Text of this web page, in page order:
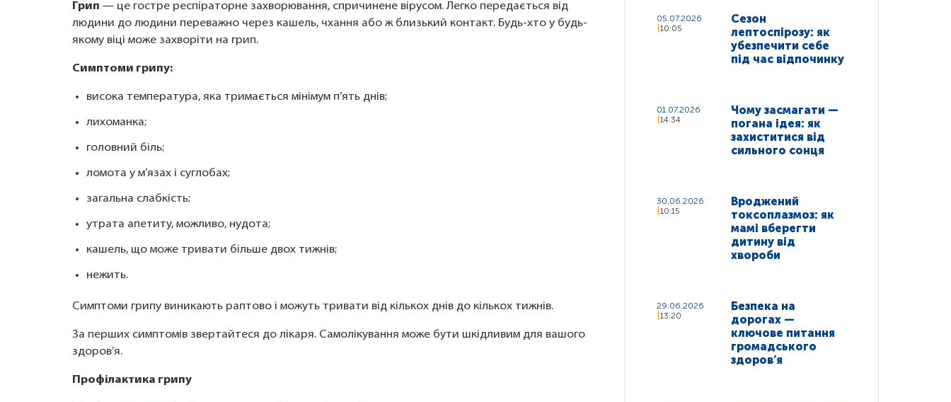
Грип — це гостре респіраторне захворювання, спричинене вірусом. Легко передається від
людини до людини переважно через кашель, чхання або ж близький контакт. Будь-хто у будь-
якому віці може захворіти на грип.
Симптоми грипу:
висока температура, яка тримається мінімум п’ять днів;
лихоманка;
головний біль;
ломота у м’язах і суглобах;
загальна слабкість;
утрата апетиту, можливо, нудота;
кашель, що може тривати більше двох тижнів;
нежить.
Симптоми грипу виникають раптово і можуть тривати від кількох днів до кількох тижнів.
За перших симптомів звертайтеся до лікаря. Самолікування може бути шкідливим для вашого
здоров’я.
Профілактика грипу
05.07.2026
10:05
Сезон
лептоспірозу: як
убезпечити себе
під час відпочинку
01.07.2026
14:34
Чому засмагати —
погана ідея: як
захиститися від
сильного сонця
30.06.2026
10:15
Вроджений
токсоплазмоз: як
мамі вберегти
дитину від
хвороби
29.06.2026
13:20
Безпека на
дорогах —
ключове питання
громадського
здоров’я